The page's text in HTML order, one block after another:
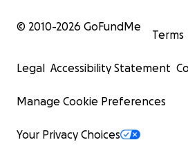
© 2010-2026 GoFundMe
Terms
Legal Accessibility Statement
Manage Cookie Preferences
Your Privacy Choices